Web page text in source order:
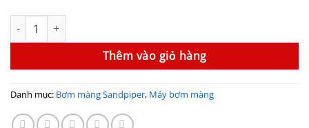
Bơm màng mini Sandpiper S05B1ABWABS600 (1/2", Thân
Thêm vào giỏ hàng
Danh mục: Bơm màng Sandpiper, Máy bơm màng